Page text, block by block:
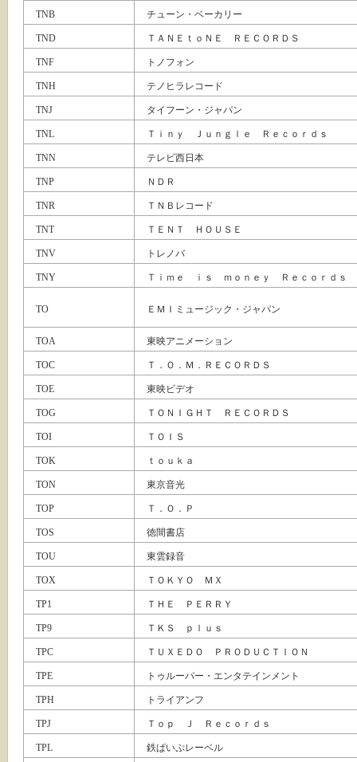
TNB チューン・ベーカリー
TND ＴＡＮＥｔｏＮＥ ＲＥＣＯＲＤＳ
TNF トノフォン
TNH テノヒラレコード
TNJ タイフーン・ジャパン
TNL Ｔｉｎｙ Ｊｕｎｇｌｅ Ｒｅｃｏｒｄｓ
TNN テレビ西日本
TNP ＮＤＲ
TNR ＴＮＢレコード
TNT ＴＥＮＴ ＨＯＵＳＥ
TNV トレノバ
TNY Ｔｉｍｅ ｉｓ ｍｏｎｅｙ Ｒｅｃｏｒｄｓ
TO ＥＭＩミュージック・ジャパン
TOA 東映アニメーション
TOC Ｔ．Ｏ．Ｍ．ＲＥＣＯＲＤＳ
TOE 東映ビデオ
TOG ＴＯＮＩＧＨＴ ＲＥＣＯＲＤＳ
TOI ＴＯＩＳ
TOK ｔｏｕｋａ
TON 東京音光
TOP Ｔ．Ｏ．Ｐ
TOS 徳間書店
TOU 東雲録音
TOX ＴＯＫＹＯ ＭＸ
TP1 ＴＨＥ ＰＥＲＲＹ
TP9 ＴＫＳ ｐｌｕｓ
TPC ＴＵＸＥＤＯ ＰＲＯＤＵＣＴＩＯＮ
TPE トゥルーパー・エンタテインメント
TPH トライアンフ
TPJ Ｔｏｐ Ｊ Ｒｅｃｏｒｄｓ
TPL 鉄ぱいぷレーベル